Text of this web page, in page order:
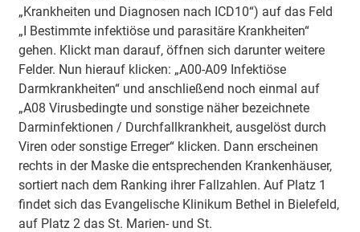
„Krankheiten und Diagnosen nach ICD10“) auf das Feld
„I Bestimmte infektiöse und parasitäre Krankheiten“
gehen. Klickt man darauf, öffnen sich darunter weitere
Felder. Nun hierauf klicken: „A00-A09 Infektiöse
Darmkrankheiten“ und anschließend noch einmal auf
„A08 Virusbedingte und sonstige näher bezeichnete
Darminfektionen / Durchfallkrankheit, ausgelöst durch
Viren oder sonstige Erreger“ klicken. Dann erscheinen
rechts in der Maske die entsprechenden Krankenhäuser,
sortiert nach dem Ranking ihrer Fallzahlen. Auf Platz 1
findet sich das Evangelische Klinikum Bethel in Bielefeld,
auf Platz 2 das St. Marien- und St.